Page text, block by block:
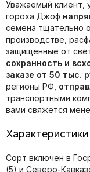
Уважаемый клиент,
гороха Джоф
семена тщательно
производстве,
защищенные от
сохранность и
заказе от 50 тыс.
регионы РФ,
транспортными
вами свяжется
Сорт включен в
(5) и Северо-